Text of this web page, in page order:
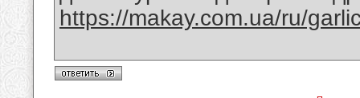
https://makay.com.ua/ru/